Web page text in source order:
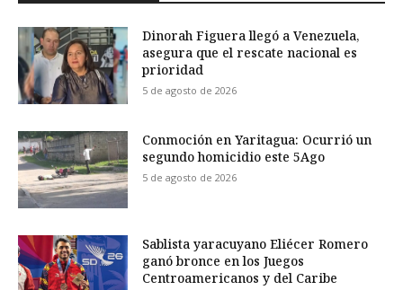
Dinorah Figuera llegó a Venezuela,
asegura que el rescate nacional es
prioridad
5 de agosto de 2026
Conmoción en Yaritagua: Ocurrió un
segundo homicidio este 5Ago
5 de agosto de 2026
Sablista yaracuyano Eliécer Romero
ganó bronce en los Juegos
Centroamericanos y del Caribe